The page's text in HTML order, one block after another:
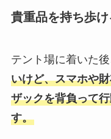
貴重品を持ち歩け
テント場に着いた後
いけど、スマホや
ザックを背負って
す。